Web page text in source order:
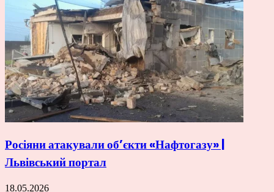
Росіяни атакували об’єкти «Нафтогазу» |
Львівський портал
18.05.2026